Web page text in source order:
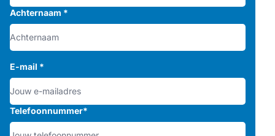
Achternaam *
E-mail *
Telefoonnummer*